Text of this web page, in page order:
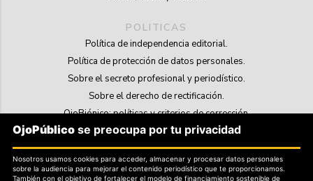
POLITICAS
Política de independencia editorial.
Política de protección de datos personales.
Sobre el secreto profesional y periodístico.
Sobre el derecho de rectificación.
OjoBiónico: políticas y criterios de corrección.
Sobre libertad de información frente a pedidos de retiro de contenidos.
SOSTENIBILIDAD
OjoPúblico se preocupa por tu privacidad
Nosotros usamos cookies para acceder, almacenar y procesar datos personales
sobre la audiencia para mejorar el contenido periodístico que te proporcionamos.
También con el objetivo de fortalecer el modelo de financiamiento sostenible de